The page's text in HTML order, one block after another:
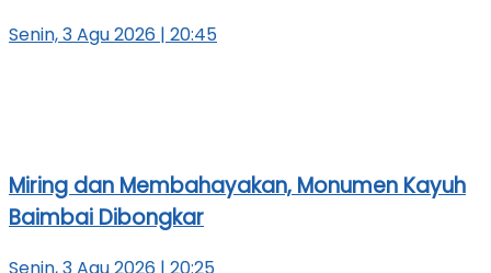
Senin, 3 Agu 2026 | 20:45
Miring dan Membahayakan, Monumen Kayuh
Baimbai Dibongkar